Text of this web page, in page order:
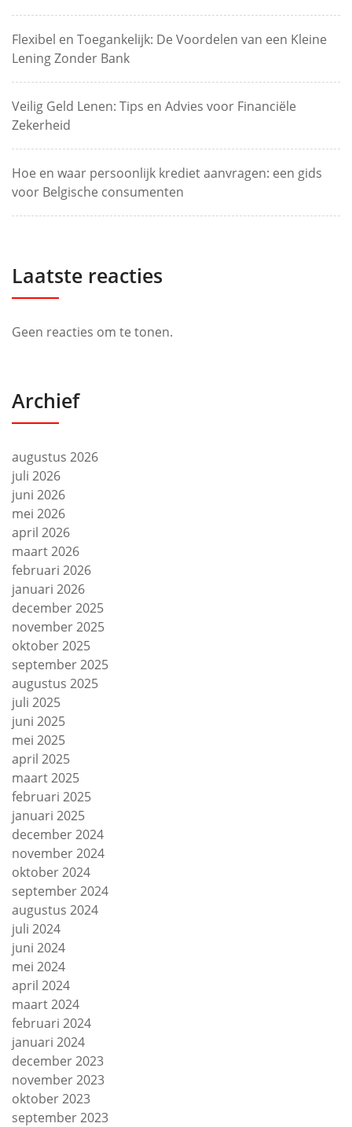
Flexibel en Toegankelijk: De Voordelen van een Kleine
Lening Zonder Bank
Veilig Geld Lenen: Tips en Advies voor Financiële
Zekerheid
Hoe en waar persoonlijk krediet aanvragen: een gids
voor Belgische consumenten
Laatste reacties
Geen reacties om te tonen.
Archief
augustus 2026
juli 2026
juni 2026
mei 2026
april 2026
maart 2026
februari 2026
januari 2026
december 2025
november 2025
oktober 2025
september 2025
augustus 2025
juli 2025
juni 2025
mei 2025
april 2025
maart 2025
februari 2025
januari 2025
december 2024
november 2024
oktober 2024
september 2024
augustus 2024
juli 2024
juni 2024
mei 2024
april 2024
maart 2024
februari 2024
januari 2024
december 2023
november 2023
oktober 2023
september 2023